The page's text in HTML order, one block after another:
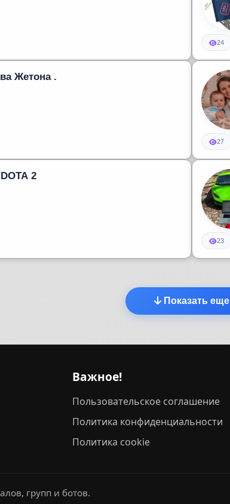
24
Жетона .
27
2
23
Показать еще
Важное!
Пользовательское соглашение
Политика конфиденциальности
Политика cookie
групп и ботов.